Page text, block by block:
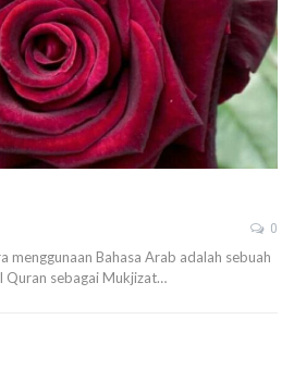
0
menggunaan Bahasa Arab adalah sebuah
Quran sebagai Mukjizat…